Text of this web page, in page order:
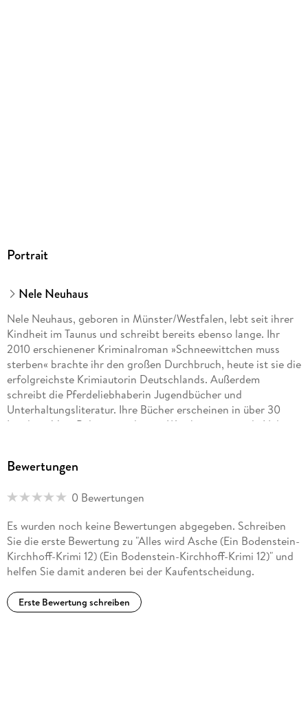
Portrait
Nele Neuhaus
Nele Neuhaus, geboren in Münster/Westfalen, lebt seit ihrer
Kindheit im Taunus und schreibt bereits ebenso lange. Ihr
2010 erschienener Kriminalroman »Schneewittchen muss
sterben« brachte ihr den großen Durchbruch, heute ist sie die
erfolgreichste Krimiautorin Deutschlands. Außerdem
schreibt die Pferdeliebhaberin Jugendbücher und
Unterhaltungsliteratur. Ihre Bücher erscheinen in über 30
Ländern. Vom Polizeipräsidenten Westhessens wurde Nele
Bewertungen
0 Bewertungen
Es wurden noch keine Bewertungen abgegeben. Schreiben
Sie die erste Bewertung zu "Alles wird Asche (Ein Bodenstein-
Kirchhoff-Krimi 12) (Ein Bodenstein-Kirchhoff-Krimi 12)" und
helfen Sie damit anderen bei der Kaufentscheidung.
Erste Bewertung schreiben